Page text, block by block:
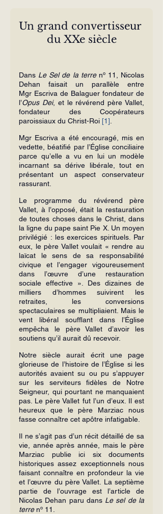
Un grand convertisseur
du XXe siècle
Dans Le Sel de la terre nº 11, Nicolas
Dehan faisait un parallèle entre
Mgr Escriva de Balaguer fondateur de
l’Opus Dei, et le révérend père Vallet,
fondateur des Coopérateurs
paroissiaux du Christ-Roi [1]
Mgr Escriva a été encouragé, mis en
vedette, béatifié par l’Église conciliaire
parce qu’elle a vu en lui un modèle
incarnant sa dérive libérale, tout en
présentant un aspect conservateur
rassurant.
Le programme du révérend père
Vallet, à l’opposé, était la restauration
de toutes choses dans le Christ, dans
la ligne du pape saint Pie X. Un moyen
privilégié : les exercices spirituels. Par
eux, le père Vallet voulait « rendre au
laïcat le sens de sa responsabilité
civique et l’engager vigoureusement
dans l’œuvre d’une restauration
sociale effective ». Des dizaines de
milliers d’hommes suivirent les
retraites, les conversions
spectaculaires se multipliaient. Mais le
vent libéral soufflant dans l’Église
empêcha le père Vallet d’avoir les
soutiens qu’il aurait dû recevoir.
Notre siècle aurait écrit une page
glorieuse de l’histoire de l’Église si les
autorités avaient su ou pu s’appuyer
sur les serviteurs fidèles de Notre
Seigneur, qui pourtant ne manquaient
pas. Le père Vallet fut l’un d’eux. Il est
heureux que le père Marziac nous
fasse connaître cet apôtre infatigable.
Il ne s’agit pas d’un récit détaillé de sa
vie, année après année, mais le père
Marziac publie ici six documents
historiques assez exceptionnels nous
faisant connaître en profondeur la vie
et l’œuvre du père Vallet. La septième
partie de l’ouvrage est l’article de
Nicolas Dehan paru dans Le sel de la
terre nº 11.